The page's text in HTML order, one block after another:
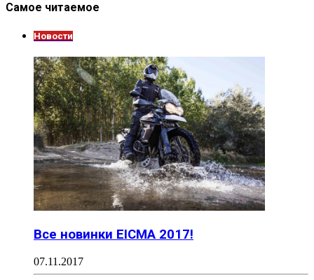
Самое читаемое
Новости
Все новинки EICMA 2017!
07.11.2017